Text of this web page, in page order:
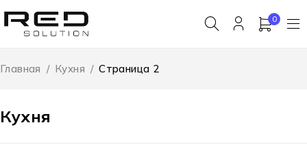
0
Кухня
Главная / Кухня / Страница 2